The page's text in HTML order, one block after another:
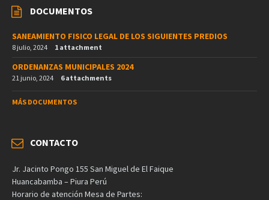
DOCUMENTOS
SANEAMIENTO FISICO LEGAL DE LOS SIGUIENTES PREDIOS
8 julio, 2024 1 attachment
ORDENANZAS MUNICIPALES 2024
21 junio, 2024 6 attachments
MÁS DOCUMENTOS
CONTACTO
Jr. Jacinto Pongo 155 San Miguel de El Faique
Huancabamba – Piura Perú
Horario de atención Mesa de Partes: